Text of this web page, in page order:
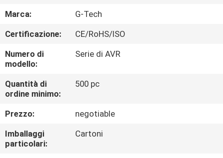
VISITA
ALLA
FABBRICA
CONTROLLO
DELLA
QUALITÀ
CONTATTACI
Marca:
G-Tech
Certificazione:
CE/RoHS/ISO
Numero di
modello:
Serie di AVR
Quantità di
ordine minimo:
500 pc
Prezzo:
negotiable
Imballaggi
particolari:
Cartoni